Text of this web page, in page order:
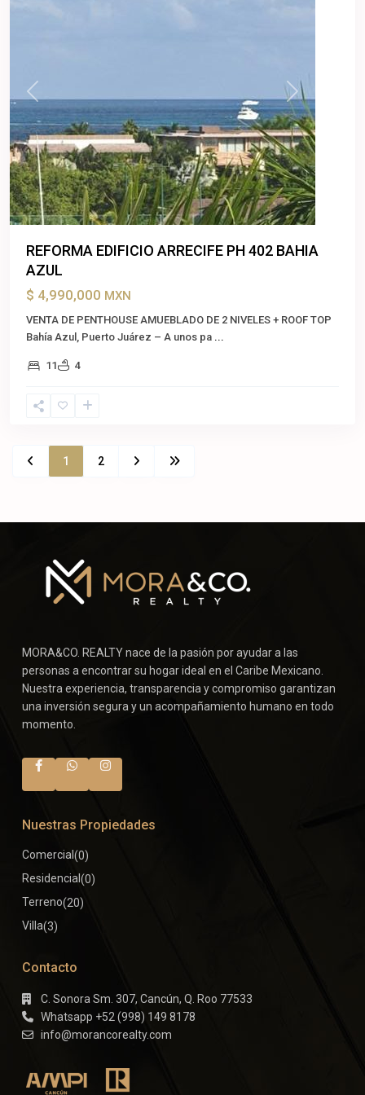
Previous Next
REFORMA EDIFICIO ARRECIFE PH 402 BAHIA
AZUL
$ 4,990,000 MXN
VENTA DE PENTHOUSE AMUEBLADO DE 2 NIVELES + ROOF TOP
Bahía Azul, Puerto Juárez – A unos pa ...
11 4
1 2
MORA&CO. REALTY nace de la pasión por ayudar a las
personas a encontrar su hogar ideal en el Caribe Mexicano.
Nuestra experiencia, transparencia y compromiso garantizan
una inversión segura y un acompañamiento humano en todo
momento.
Nuestras Propiedades
Comercial (0)
Residencial (0)
Terreno(20)
Villa(3)
Contacto
C. Sonora Sm. 307, Cancún, Q. Roo 77533
Whatsapp +52 (998) 149 8178
info@morancorealty.com